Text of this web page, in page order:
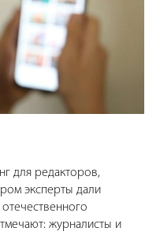
для редакторов,
эксперты дали
журналисты и